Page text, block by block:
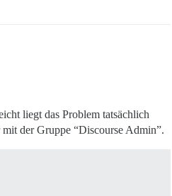
liegt das Problem tatsächlich
der Gruppe “Discourse Admin”.